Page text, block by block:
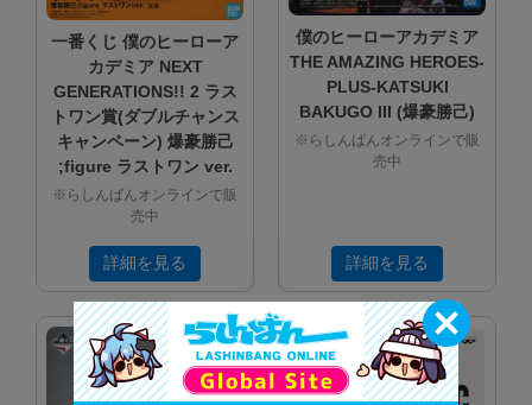
一番くじ 僕のヒーローア
カデミア NEXT
GENERATIONS!! 2 ラス
トワン賞(ダブルチャンス
キャンペーン) 爆豪勝己
;figure ラストワン ver.
※らしんばんオンラインで販
売中
詳細を見る
僕のヒーローアカデミア
THE AMAZING HEROES-
PLUS-KATSUKI
BAKUGO III (爆豪勝己)
※らしんばんオンラインで販
売中
詳細を見る